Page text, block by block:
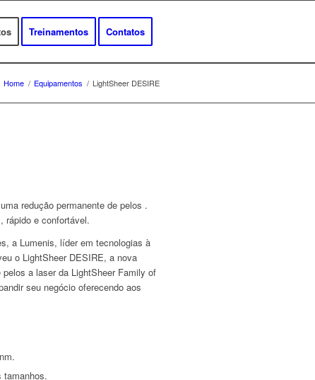
Treinamentos Contatos
Home / Equipamentos / LightSheer DESIRE
redução permanente de pelos .
rápido e confortável.
a Lumenis, líder em tecnologias à
o LightSheer DESIRE, a nova
a laser da LightSheer Family of
seu negócio oferecendo aos
tamanhos.